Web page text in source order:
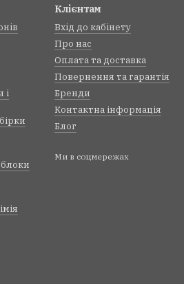
і
Клієнтам
Вхід до кабінету
Про нас
Оплата та доставка
Повернення та гарантія
Бренди
Контактна інформація
Блог
Ми в соцмережах